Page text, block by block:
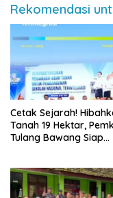
Rekomendasi
Cetak Sejarah!
Tanah 19 Hektar,
Tulang Bawang Siap
Lampung